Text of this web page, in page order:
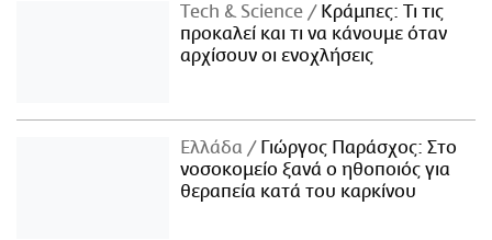
Τech & Science
Κράμπες: Τι τις
προκαλεί και τι να κάνουμε όταν
αρχίσουν οι ενοχλήσεις
Ελλάδα
Γιώργος Παράσχος: Στο
νοσοκομείο ξανά ο ηθοποιός για
θεραπεία κατά του καρκίνου